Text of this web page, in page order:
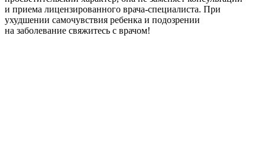
и приема лицензированного врача-специалиста. При
ухудшении самочувствия ребенка и подозрении
на заболевание свяжитесь с врачом!